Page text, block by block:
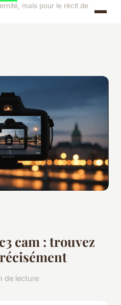
mais pour le récit de
cam : trouvez
de lecture